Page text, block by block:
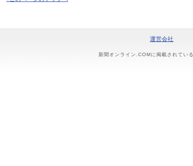
運営会社
新聞オンライン.COMに掲載されてい